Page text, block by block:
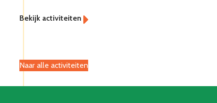
Naar alle activiteiten